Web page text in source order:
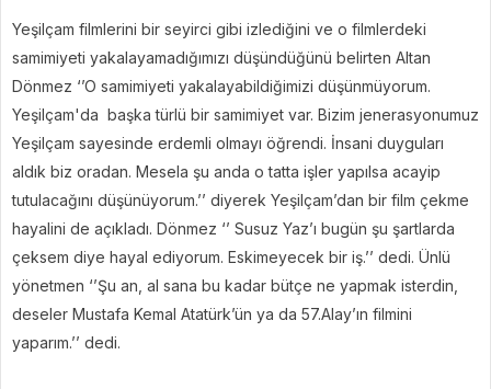
Yeşilçam filmlerini bir seyirci gibi izlediğini ve o filmlerdeki
samimiyeti yakalayamadığımızı düşündüğünü belirten Altan
Dönmez ‘’O samimiyeti yakalayabildiğimizi düşünmüyorum.
Yeşilçam'da başka türlü bir samimiyet var. Bizim jenerasyonumuz
Yeşilçam sayesinde erdemli olmayı öğrendi. İnsani duyguları
aldık biz oradan. Mesela şu anda o tatta işler yapılsa acayip
tutulacağını düşünüyorum.’’ diyerek Yeşilçam’dan bir film çekme
hayalini de açıkladı. Dönmez ‘’ Susuz Yaz’ı bugün şu şartlarda
çeksem diye hayal ediyorum. Eskimeyecek bir iş.’’ dedi. Ünlü
yönetmen ‘’Şu an, al sana bu kadar bütçe ne yapmak isterdin,
deseler Mustafa Kemal Atatürk’ün ya da 57.Alay’ın filmini
yaparım.’’ dedi.